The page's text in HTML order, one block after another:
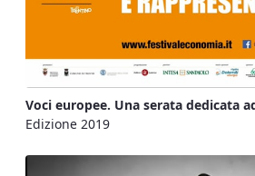
Voci europee. Una serata dedicata
Edizione 2019